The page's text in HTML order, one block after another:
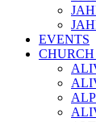
EVENTS